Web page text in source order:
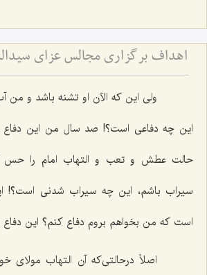
ولی این که الآن او تشنه باشد و من
این چه دفاعی است؟! صد سال من این دفاع
حالت عطش و تعب و التهاب امام را حس
سیراب باشم، این چه سیراب شدنی است؟!
است که من بخواهم بروم دفاع کنم؟ این دفاع
اصلاً درحالتی‌که آن التهاب